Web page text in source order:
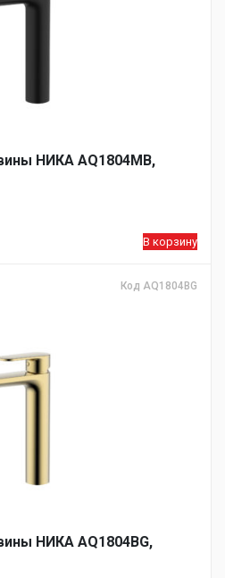
НИКА AQ1804MB,
В корзину
Код AQ1804BG
НИКА AQ1804BG,